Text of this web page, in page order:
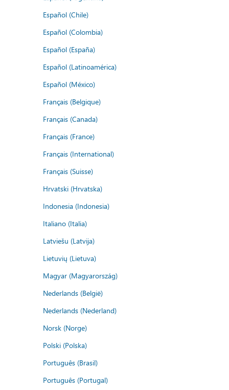
Español (Chile)
Español (Colombia)
Español (España)
Español (Latinoamérica)
Español (México)
Français (Belgique)
Français (Canada)
Français (France)
Français (International)
Français (Suisse)
Hrvatski (Hrvatska)
Indonesia (Indonesia)
Italiano (Italia)
Latviešu (Latvija)
Lietuvių (Lietuva)
Magyar (Magyarország)
Nederlands (België)
Nederlands (Nederland)
Norsk (Norge)
Polski (Polska)
Português (Brasil)
Português (Portugal)